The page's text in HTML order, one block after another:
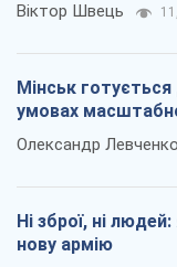
Віктор Швець
Мінськ
умовах
Олександр Левченко
Ні зброї, ні
нову армію